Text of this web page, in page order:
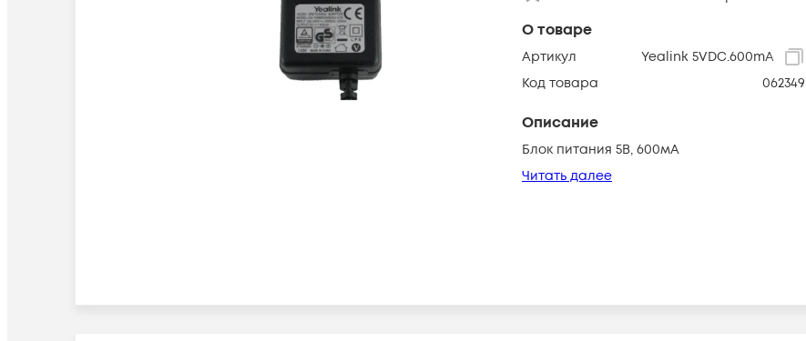
О товаре
Артикул
Yealink 5VDC.600mA
Код товара
062349
Описание
Блок питания 5В, 600мА
Читать далее